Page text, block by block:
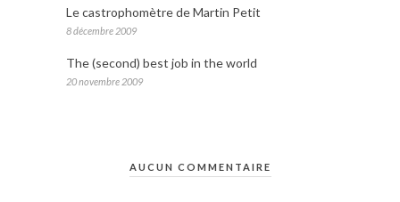
Le castrophomètre de Martin Petit
8 décembre 2009
The (second) best job in the world
20 novembre 2009
AUCUN COMMENTAIRE